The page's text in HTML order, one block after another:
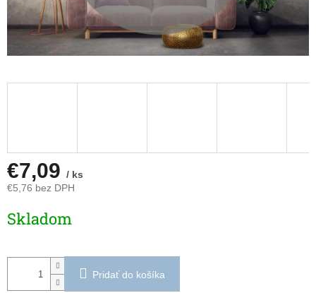
€7,09 / ks
€5,76 bez DPH
cena:
Skladom
Pridať do košíka